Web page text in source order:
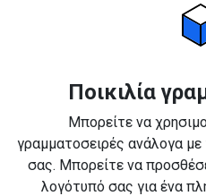
Ποικιλία
Μπορείτε να
γραμματοσειρές ανάλογα
σας. Μπορείτε να
λογότυπό σας για ένα